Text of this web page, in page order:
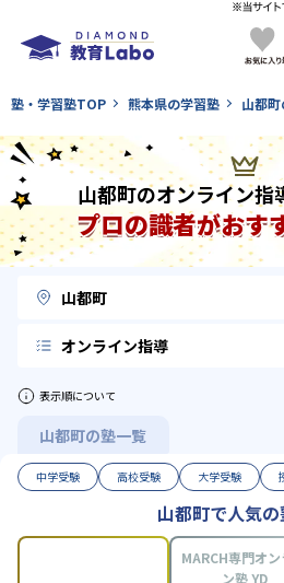
塾・学習塾TOP 熊本県の学習塾 山都
山都町のオンライン指
プロの識者がおす
山都町
オンライン指導
表示順について
山都町の塾一覧
中学受験 高校受験 大学受験
山都町で人気の
MARCH専門オン
ン塾 YD